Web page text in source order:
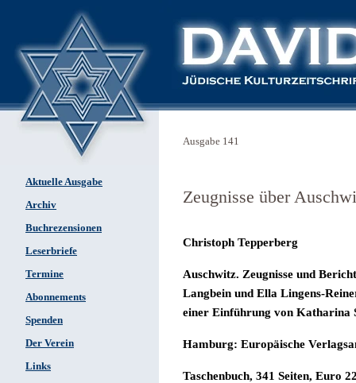
Aktuelle Ausgabe
Archiv
Buchrezensionen
Leserbriefe
Termine
Abonnements
Spenden
Der Verein
Links
Ausgabe 141
Zeugnisse über
Christoph Tepperberg
Auschwitz. Zeugnisse und
Langbein und Ella Lingens-
einer Einführung von Katharina
Hamburg: Europäische
Taschenbuch, 341 Seiten, Euro